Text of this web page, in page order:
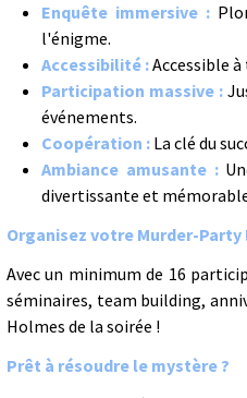
Enquête immersive :
l'énigme.
Accessibilité :Accessible
Participation massive :
événements.
Coopération : La clé du
Ambiance amusante :
divertissante et
Organisez votre Murder-Party
Avec un minimum de 16
séminaires, team building,
Holmes de la soirée !
Prêt à résoudre le mystère ?